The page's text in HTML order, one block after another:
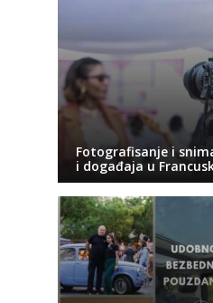
Fotografisanje i
i događaja u